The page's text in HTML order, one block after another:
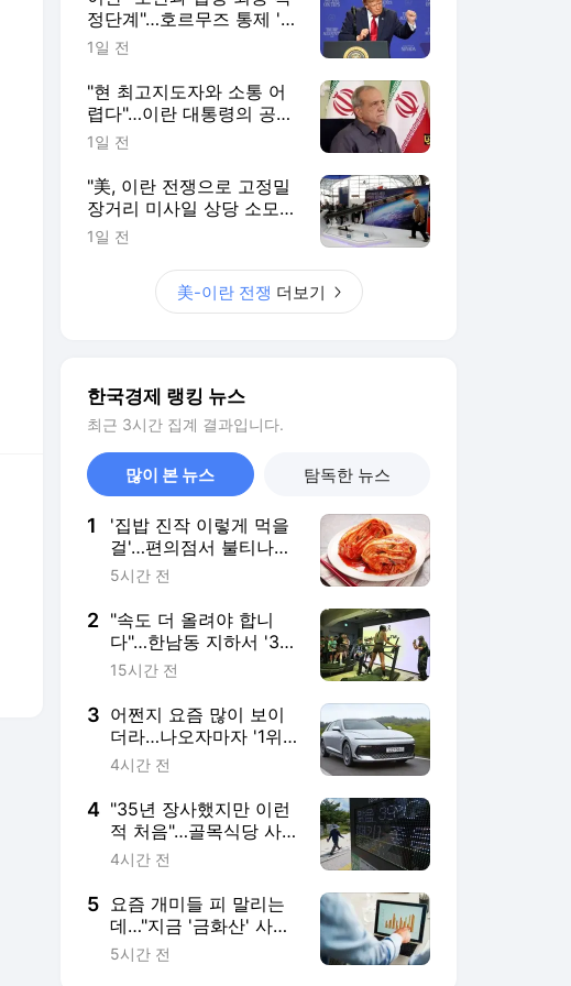
정단계"…호르무즈 통제 '눈
앞' [이상은의 워싱턴나우]
1일 전
"현 최고지도자와 소통 어
렵다"…이란 대통령의 공개
시인
1일 전
"美, 이란 전쟁으로 고정밀
장거리 미사일 상당 소모"
[로이터]
1일 전
美-이란 전쟁 더보기
한국경제 랭킹 뉴스
최근 3시간 집계 결과입니다.
많이 본 뉴스 탐독한 뉴스
1
'집밥 진작 이렇게 먹을
걸'…편의점서 불티나게
팔린다는데 [권용훈의
5시간 전
2 "속도 더 올려야 합니
다"…한남동 지하서 '3분
전력질주'
15시간 전
3 어쩐지 요즘 많이 보이
더라…나오자마자 '1위'
질주한 車
4시간 전
4 "35년 장사했지만 이런
적 처음"…골목식당 사
장님들 '쇼크'
4시간 전
5 요즘 개미들 피 말리는
데…"지금 '금화산' 사라"
깜짝 전망
5시간 전